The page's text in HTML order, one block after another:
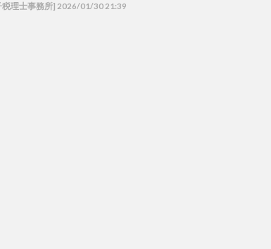
税理士事務所] 2026/01/30 21:39